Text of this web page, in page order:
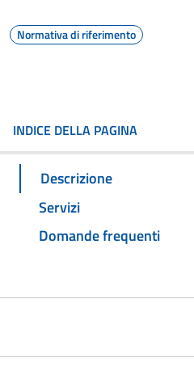
Normativa di riferimento
INDICE DELLA PAGINA
Descrizione
Servizi
Domande frequenti